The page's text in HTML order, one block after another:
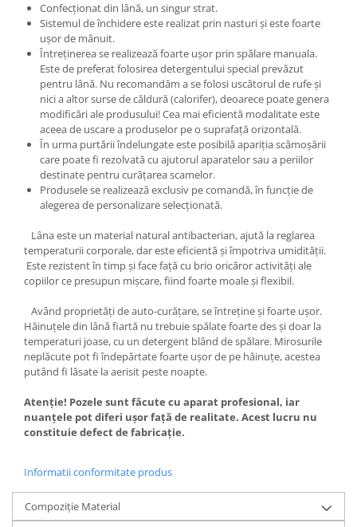
Confecționat din lână, un singur strat.
Sistemul de închidere este realizat prin nasturi și este foarte
ușor de mânuit.
Întreținerea se realizează foarte ușor prin spălare manuala.
Este de preferat folosirea detergentului special prevăzut
pentru lână. Nu recomandăm a se folosi uscătorul de rufe și
nici a altor surse de căldură (calorifer), deoarece poate genera
modificări ale produsului! Cea mai eficientă modalitate este
aceea de uscare a produselor pe o suprafață orizontală.
În urma purtării îndelungate este posibilă apariția scămoșării
care poate fi rezolvată cu ajutorul aparatelor sau a periilor
destinate pentru curățarea scamelor.
Produsele se realizează exclusiv pe comandă, în funcție de
alegerea de personalizare selecționată.
Lâna este un material natural antibacterian, ajută la reglarea
temperaturii corporale, dar este eficientă și împotriva umidității.
Este rezistent în timp și face față cu brio oricăror activități ale
copiilor ce presupun mișcare, fiind foarte moale și flexibil.
Având proprietăți de auto-curățare, se întreține și foarte ușor.
Hăinuțele din lână fiartă nu trebuie spălate foarte des și doar la
temperaturi joase, cu un detergent blând de spălare. Mirosurile
neplăcute pot fi îndepărtate foarte ușor de pe hăinuțe, acestea
putând fi lăsate la aerisit peste noapte.
Atenție! Pozele sunt făcute cu aparat profesional, iar
nuanțele pot diferi ușor față de realitate. Acest lucru nu
constituie defect de fabricație.
Informatii conformitate produs
Compoziție Material